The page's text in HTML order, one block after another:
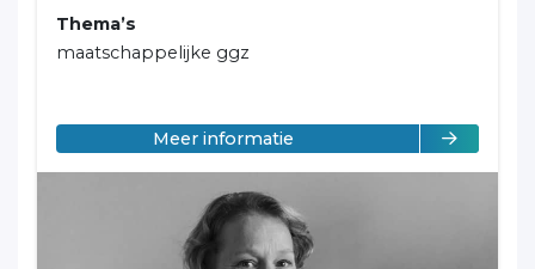
Thema’s
maatschappelijke ggz
Meer informatieover Fleur van Eeden